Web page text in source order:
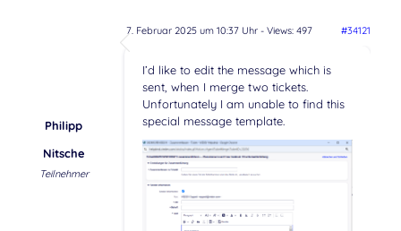
7. Februar 2025 um 10:37 Uhr- Views: 497 #34121
Philipp
Nitsche
Teilnehmer
I’d like to edit the message which is
sent, when I merge two tickets.
Unfortunately I am unable to find this
special message template.